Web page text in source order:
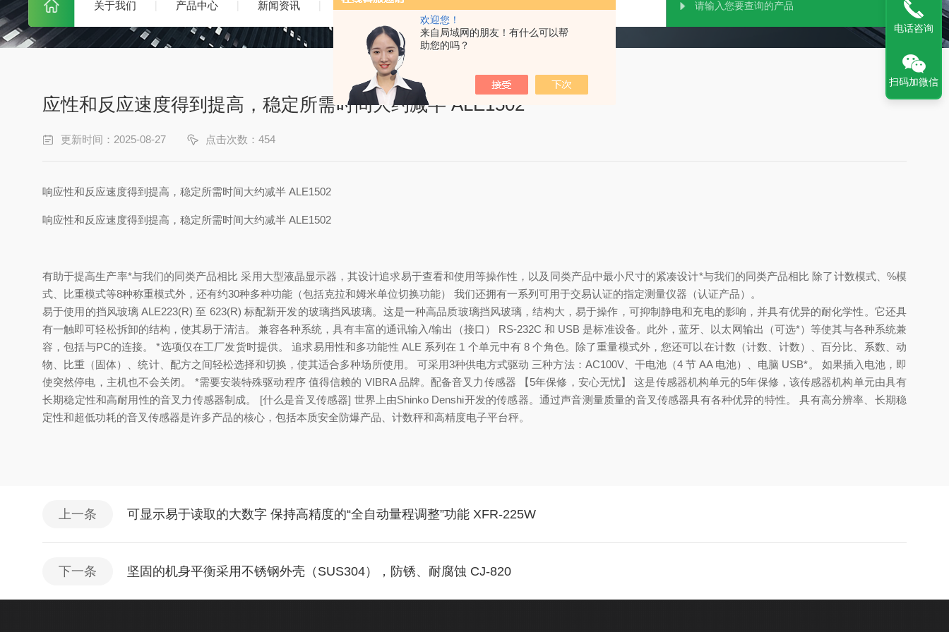
欢迎您！
来自局域网的朋友！有什么可以帮
助您的吗？
关于我们 产品中心 新闻资讯 技术文章
应性和反应速度得到提高，稳定所需时间大约减半 ALE1502
更新时间：2025-08-27 点击次数：454
响应性和反应速度得到提高，稳定所需时间大约减半 ALE1502
响应性和反应速度得到提高，稳定所需时间大约减半 ALE1502
有助于提高生产率*与我们的同类产品相比 采用大型液晶显示器，其设计追求易于查看和使用等操作性，以及同类产品中最小尺寸的紧凑设计*与我们的同类产品相比 除了计数模式、%模
式、比重模式等8种称重模式外，还有约30种多种功能（包括克拉和姆米单位切换功能） 我们还拥有一系列可用于交易认证的指定测量仪器（认证产品）。
易于使用的挡风玻璃 ALE223(R) 至 623(R) 标配新开发的玻璃挡风玻璃。这是一种高品质玻璃挡风玻璃，结构大，易于操作，可抑制静电和充电的影响，并具有优异的耐化学性。它还具
有一触即可轻松拆卸的结构，使其易于清洁。 兼容各种系统，具有丰富的通讯输入/输出（接口） RS-232C 和 USB 是标准设备。此外，蓝牙、以太网输出（可选*）等使其与各种系统兼
容，包括与PC的连接。 *选项仅在工厂发货时提供。 追求易用性和多功能性 ALE 系列在 1 个单元中有 8 个角色。除了重量模式外，您还可以在计数（计数、计数）、百分比、系数、动
物、比重（固体）、统计、配方之间轻松选择和切换，使其适合多种场所使用。 可采用3种供电方式驱动 三种方法：AC100V、干电池（4 节 AA 电池）、电脑 USB*。 如果插入电池，即
使突然停电，主机也不会关闭。 *需要安装特殊驱动程序 值得信赖的 VIBRA 品牌。配备音叉力传感器 【5年保修，安心无忧】 这是传感器机构单元的5年保修，该传感器机构单元由具有
长期稳定性和高耐用性的音叉力传感器制成。 [什么是音叉传感器] 世界上由Shinko Denshi开发的传感器。通过声音测量质量的音叉传感器具有各种优异的特性。 具有高分辨率、长期稳
定性和超低功耗的音叉传感器是许多产品的核心，包括本质安全防爆产品、计数秤和高精度电子平台秤。
上一条 可显示易于读取的大数字 保持高精度的“全自动量程调整”功能 XFR-225W
下一条 坚固的机身平衡采用不锈钢外壳（SUS304），防锈、耐腐蚀 CJ-820
电话咨询
扫码加微信